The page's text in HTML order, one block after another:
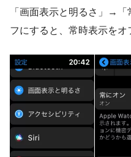
「画面表示と明るさ」→
フにすると、常時表示をオ